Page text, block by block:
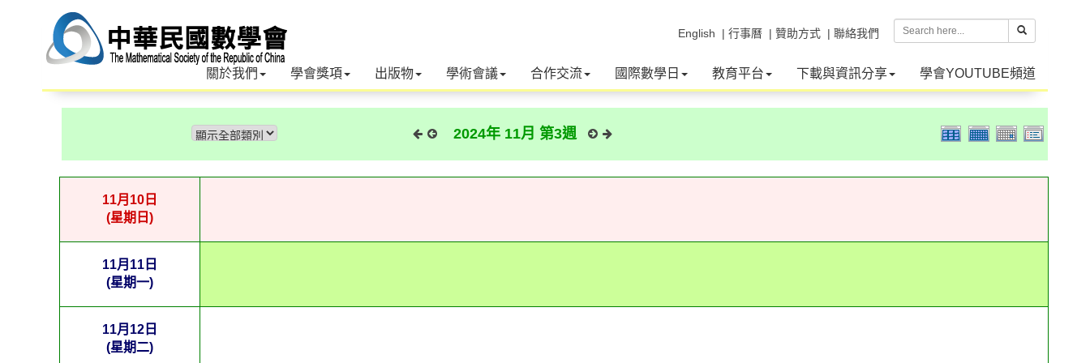
| 聯絡我們
| 贊助方式
| 行事曆
English
關於我們 學會獎項 出版物 學術會議 合作交流 國際數學日 教育平台 下載與資訊分享 學會YOUTUBE頻道
2024年 11月 第3週
11月10日
(星期日)
11月11日
(星期一)
11月12日
(星期二)